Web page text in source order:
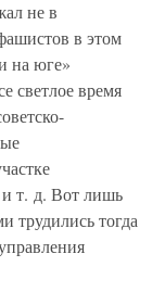
не в
в этом
на юге»
светлое время
т. д. Вот лишь
трудились тогда